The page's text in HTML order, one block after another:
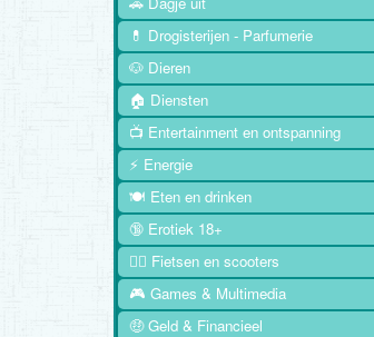
💊 Drogisterijen - Parfumerie
🐶 Dieren
🏠 Diensten
📺 Entertainment en ontspanning
⚡ Energie
🍽️ Eten en drinken
🔞 Erotiek 18+
🚴‍♂️ Fietsen en scooters
🎮 Games & Multimedia
🤑 Geld & Financieel